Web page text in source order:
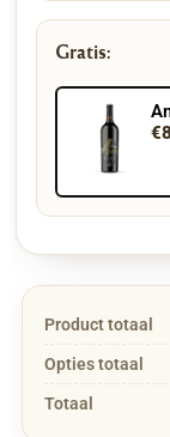
Gratis:
Product totaal
Opties totaal
Totaal